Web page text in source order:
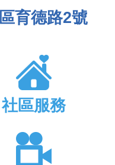
育德路2號
社區服務